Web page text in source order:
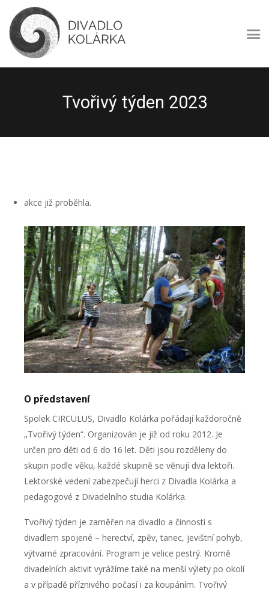
Tvořivý týden 2023
DIVADLO KOLÁRKA
Divadlo Kolárka – amatérské multižánrové divadlo
O nás
Program
akce již proběhla.
O představení
Spolek CIRCULUS, Divadlo Kolárka pořádají každoročně
„Tvořivý týden“. Organizován je již od roku 2012. Je
určen pro děti od 6 do 16 let. Děti jsou rozděleny do
skupin podle věku, každé skupině se věnují dva lektoři.
Lektorské vedení zabezpečují herci z Divadla Kolárka a
pedagogové z Divadelního studia Kolárka.
Tvořivý týden je zaměřen na divadlo a činnosti s
divadlem spojené – herectví, zpěv, tanec, jevištní pohyb,
výtvarné zpracování. Program je velice pestrý. Kromě
divadelních aktivit vyrážíme také na menší výlety po okolí
a v případě příznivého počasí i za koupáním. Tvořivý